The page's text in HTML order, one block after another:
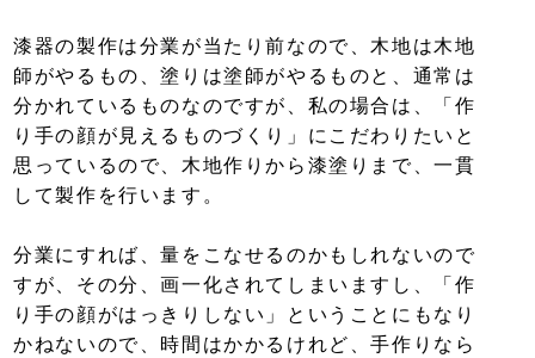
漆器の製作は分業が当たり前なので、木地は木地
師がやるもの、塗りは塗師がやるものと、通常は
分かれているものなのですが、私の場合は、「作
り手の顔が見えるものづくり」にこだわりたいと
思っているので、木地作りから漆塗りまで、一貫
して製作を行います。
分業にすれば、量をこなせるのかもしれないので
すが、その分、画一化されてしまいますし、「作
り手の顔がはっきりしない」ということにもなり
かねないので、時間はかかるけれど、手作りなら